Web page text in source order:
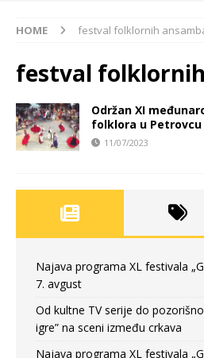
HOME festval folklornih
festval
Održan XI
folklora u Petrovcu
11/07/2023
Najava programa XL festivala
7. avgust
Od kultne TV serije do
igre” na sceni između crkava
Najava programa XL festivala